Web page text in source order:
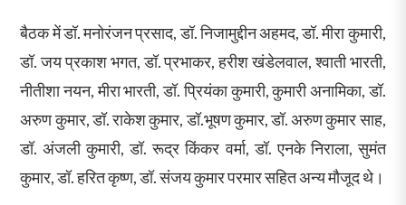
बैठक में डॉ. मनोरंजन प्रसाद, डॉ. निजामुद्दीन अहमद, डॉ. मीरा कुमारी,
डॉ. जय प्रकाश भगत, डॉ. प्रभाकर, हरीश खंडेलवाल, श्वाती भारती,
नीतीशा नयन, मीरा भारती, डॉ. प्रियंका कुमारी, कुमारी अनामिका, डॉ.
अरुण कुमार, डॉ. राकेश कुमार, डॉ.भूषण कुमार, डॉ. अरुण कुमार साह,
डॉ. अंजली कुमारी, डॉ. रूद्र किंकर वर्मा, डॉ. एनके निराला, सुमंत
कुमार, डॉ. हरित कृष्ण, डॉ. संजय कुमार परमार सहित अन्य मौजूद थे।